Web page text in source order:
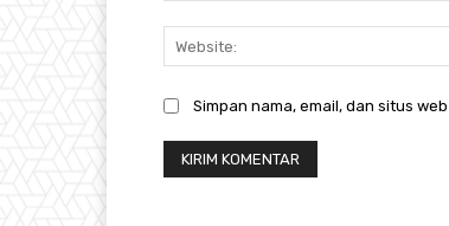
Simpan nama, email, dan situs